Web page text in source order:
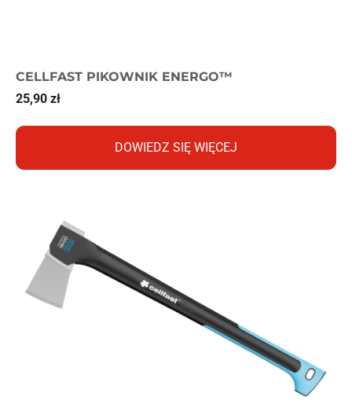
CELLFAST PIKOWNIK ENERGO™
25,90 zł
DOWIEDZ SIĘ WIĘCEJ